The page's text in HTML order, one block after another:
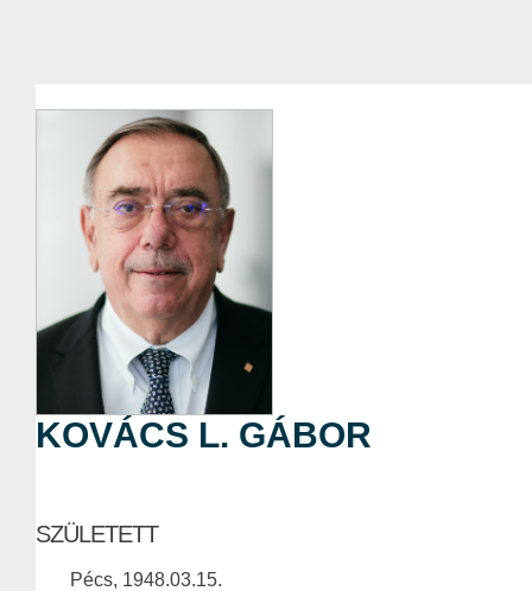
KOVÁCS L. GÁBOR
SZÜLETETT
Pécs, 1948.03.15.